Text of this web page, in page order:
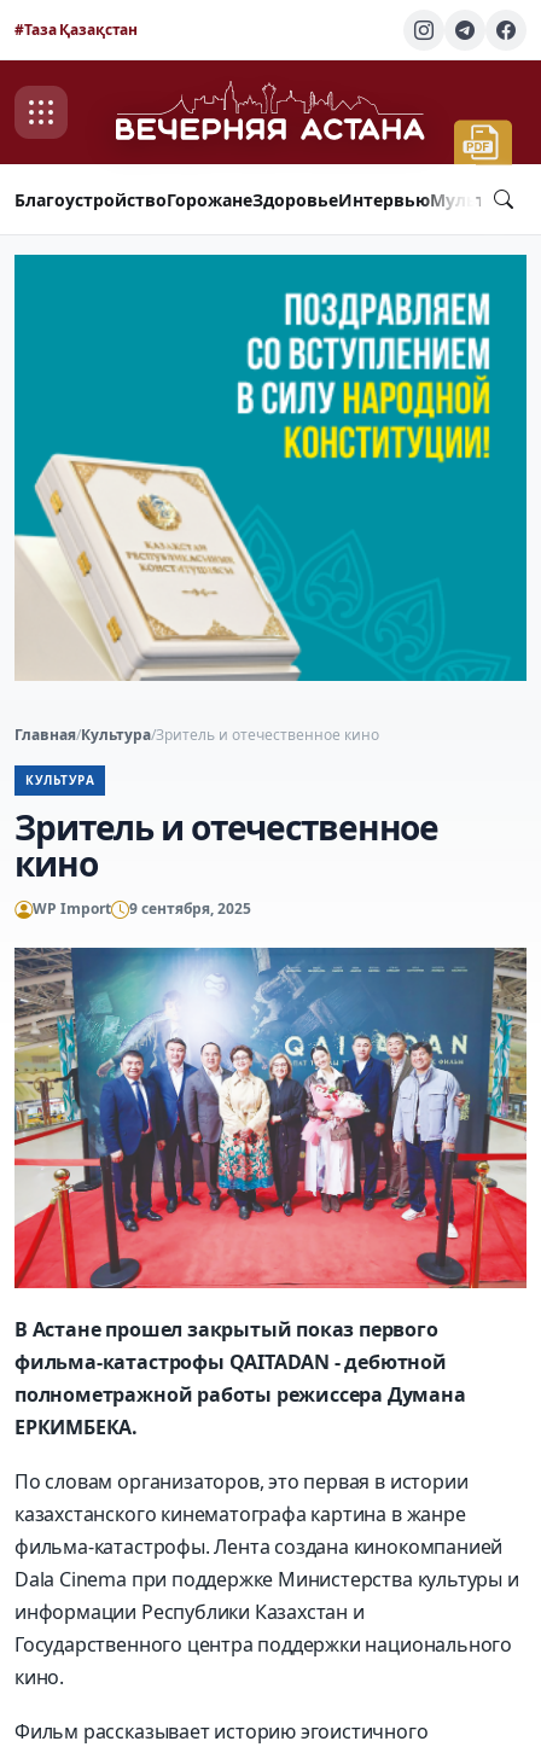
#Таза Қазақстан
БлагоустройствоГорожанеЗдоровьеИнтервью
Главная/Культура/Зритель и отечественное кино
КУЛЬТУРА
Зритель и отечественное
кино
WP Import 9 сентября, 2025
В Астане прошел закрытый показ первого
фильма-катастрофы QAITADAN - дебютной
полнометражной работы режиссера Думана
ЕРКИМБЕКА.
По словам организаторов, это первая в истории
казахстанского кинематографа картина в жанре
фильма-катастрофы. Лента создана кинокомпанией
Dala Cinema при поддержке Министерства культуры и
информации Республики Казахстан и
Государственного центра поддержки национального
кино.
Фильм рассказывает историю эгоистичного